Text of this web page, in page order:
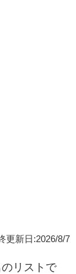
更新日:2026/8/7
リストで